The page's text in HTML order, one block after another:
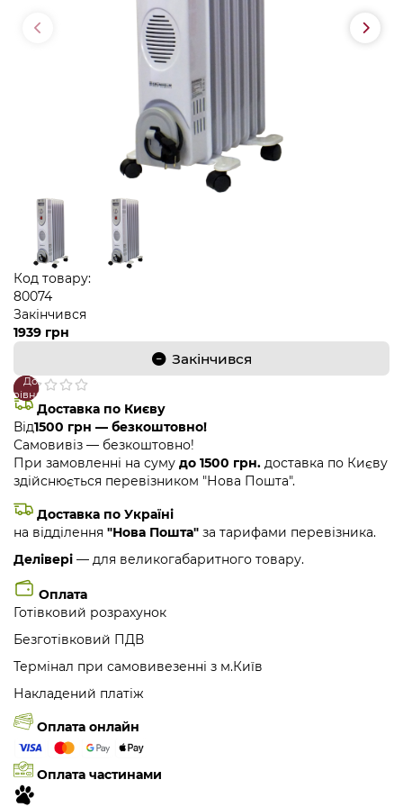
Код товару:
80074
Закінчився
1939 грн
Закінчився
В
закладки
До
Доставка по Києву
Від1500 грн — безкоштовно!
Самовивіз — безкоштовно!
При замовленні на суму до 1500 грн. доставка по Києву
здійснюється перевізником "Нова Пошта".
Доставка по Україні
на відділення "Нова Пошта" за тарифами перевізника.
Делівері — для великогабаритного товару.
Оплата
Готівковий розрахунок
Безготівковий ПДВ
Термінал при самовивезенні з м.Київ
Накладений платіж
Оплата онлайн
Оплата частинами